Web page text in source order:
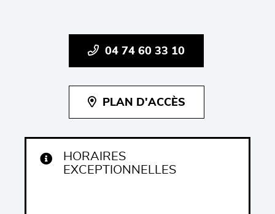
04 74 60 33 10
PLAN D'ACCÈS
HORAIRES
EXCEPTIONNELLES